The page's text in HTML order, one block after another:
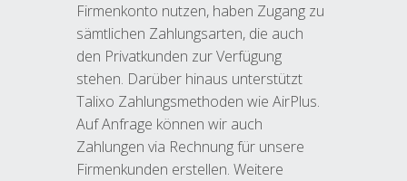
Firmenkonto nutzen, haben Zugang zu
sämtlichen Zahlungsarten, die auch
den Privatkunden zur Verfügung
stehen. Darüber hinaus unterstützt
Talixo Zahlungsmethoden wie AirPlus.
Auf Anfrage können wir auch
Zahlungen via Rechnung für unsere
Firmenkunden erstellen. Weitere